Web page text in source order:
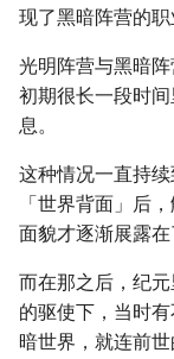
现了黑暗阵营的职
光明阵营与黑暗
初期很长一段时
息。
这种情况一直持
「世界背面」后
面貌才逐渐展露在
而在那之后，纪
的驱使下，当时
暗世界，就连前